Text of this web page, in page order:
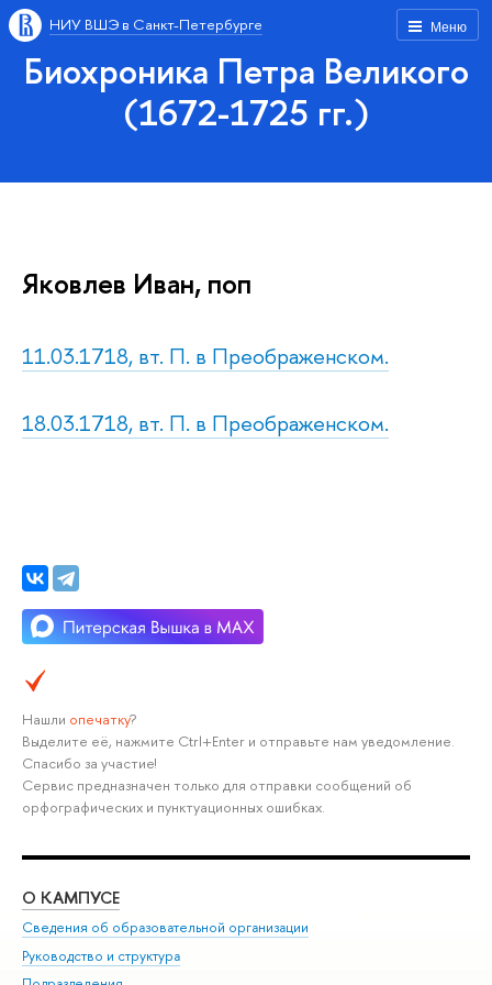
Меню
НИУ ВШЭ в Санкт-Петербурге
Биохроника Петра Великого
(1672-1725 гг.)
Яковлев Иван, поп
11.03.1718, вт. П. в Преображенском.
18.03.1718, вт. П. в Преображенском.
Нашли опечатку?
Выделите её, нажмите Ctrl+Enter и отправьте нам уведомление.
Спасибо за участие!
Сервис предназначен только для отправки сообщений об
орфографических и пунктуационных ошибках.
О КАМПУСЕ
Сведения об образовательной организации
Руководство и структура